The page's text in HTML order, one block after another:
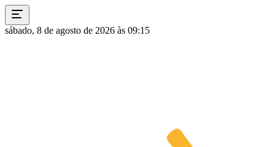
sábado, 8 de agosto de 2026 às 09:15